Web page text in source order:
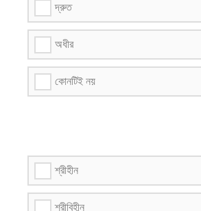
দ্রুত
অধীর
কোনটিই নয়
শ্রীহীন
শ্রীবিহীন